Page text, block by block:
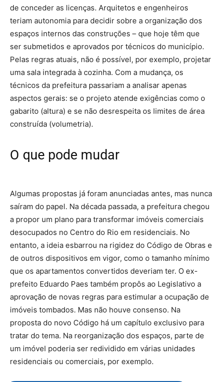
de conceder as licenças. Arquitetos e engenheiros
teriam autonomia para decidir sobre a organização dos
espaços internos das construções – que hoje têm que
ser submetidos e aprovados por técnicos do município.
Pelas regras atuais, não é possível, por exemplo, projetar
uma sala integrada à cozinha. Com a mudança, os
técnicos da prefeitura passariam a analisar apenas
aspectos gerais: se o projeto atende exigências como o
gabarito (altura) e se não desrespeita os limites de área
construída (volumetria).
O que pode mudar
Algumas propostas já foram anunciadas antes, mas nunca
saíram do papel. Na década passada, a prefeitura chegou
a propor um plano para transformar imóveis comerciais
desocupados no Centro do Rio em residenciais. No
entanto, a ideia esbarrou na rigidez do Código de Obras e
de outros dispositivos em vigor, como o tamanho mínimo
que os apartamentos convertidos deveriam ter. O ex-
prefeito Eduardo Paes também propôs ao Legislativo a
aprovação de novas regras para estimular a ocupação de
imóveis tombados. Mas não houve consenso. Na
proposta do novo Código há um capítulo exclusivo para
tratar do tema. Na reorganização dos espaços, parte de
um imóvel poderia ser redividido em várias unidades
residenciais ou comerciais, por exemplo.